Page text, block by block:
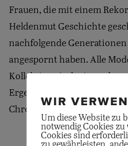
Frauen, die mit einem
Heldenmut Geschichte
nachfolgende
angespornt haben. Alle
Kollektion sind mit
Ergebnis: hochpräzise
Chronometer zertifiziert
WIR
Um diese Website zu
notwendig Cookies zu
Cookies sind